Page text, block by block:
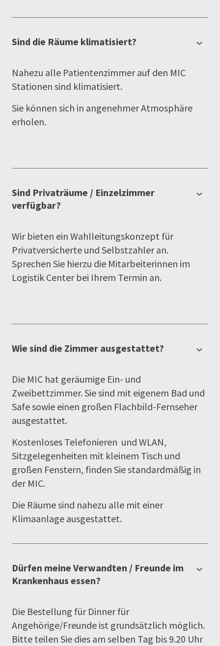
Sind die Räume klimatisiert?
Nahezu alle Patientenzimmer auf den MIC
Stationen sind klimatisiert.
Sie können sich in angenehmer Atmosphäre
erholen.
Sind Privaträume / Einzelzimmer
verfügbar?
Wir bieten ein Wahlleitungskonzept für
Privatversicherte und Selbstzahler an.
Sprechen Sie hierzu die Mitarbeiterinnen im
Logistik Center bei Ihrem Termin an.
Wie sind die Zimmer ausgestattet?
Die MIC hat geräumige Ein- und
Zweibettzimmer. Sie sind mit eigenem Bad und
Safe sowie einen großen Flachbild-Fernseher
ausgestattet.
Kostenloses Telefonieren und WLAN,
Sitzgelegenheiten mit kleinem Tisch und
großen Fenstern, finden Sie standardmäßig in
der MIC.
Die Räume sind nahezu alle mit einer
Klimaanlage ausgestattet.
Dürfen meine Verwandten / Freunde im
Krankenhaus essen?
Die Bestellung für Dinner für
Angehörige/Freunde ist grundsätzlich möglich.
Bitte teilen Sie dies am selben Tag bis 9.20 Uhr